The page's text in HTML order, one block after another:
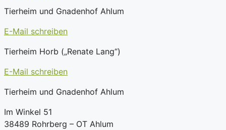
Tierheim und Gnadenhof Ahlum
E-Mail schreiben
Tierheim Horb („Renate Lang“)
E-Mail schreiben
Tierheim und Gnadenhof Ahlum
Im Winkel 51
38489 Rohrberg – OT Ahlum